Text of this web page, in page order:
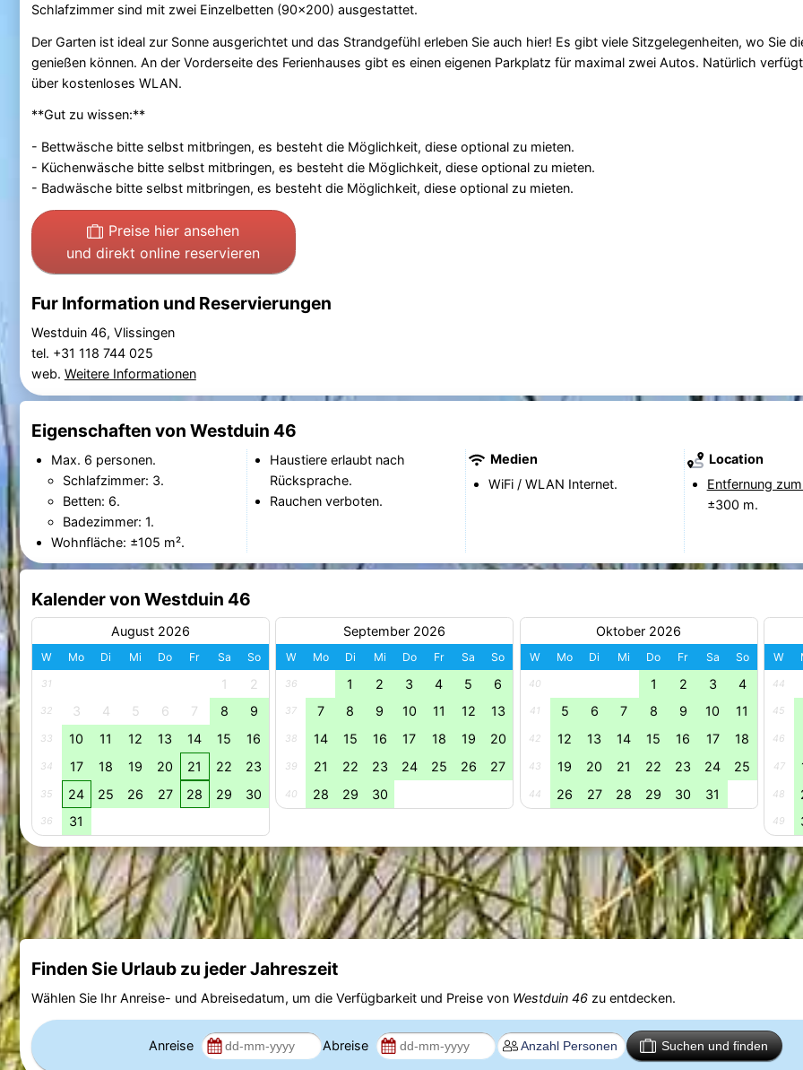
Schlafzimmer sind mit zwei Einzelbetten (90x200) ausgestattet.
Der Garten ist ideal zur Sonne ausgerichtet und das Strandgefühl erleben Sie auch hier! Es gibt viele Sitzgelegenheiten, wo Sie
genießen können. An der Vorderseite des Ferienhauses gibt es einen eigenen Parkplatz für maximal zwei Autos. Natürlich
über kostenloses WLAN.
**Gut zu wissen:**
- Bettwäsche bitte selbst mitbringen, es besteht die Möglichkeit, diese optional zu mieten.
- Küchenwäsche bitte selbst mitbringen, es besteht die Möglichkeit, diese optional zu mieten.
- Badwäsche bitte selbst mitbringen, es besteht die Möglichkeit, diese optional zu mieten.
Preise hier ansehen
und direkt online reservieren
Fur Information und Reservierungen
Westduin 46, Vlissingen
tel. +31 118 744 025
web. Weitere Informationen
Eigenschaften von Westduin 46
Max. 6 personen.
Schlafzimmer: 3.
Betten: 6.
Badezimmer: 1.
Wohnfläche: ±105 m².
Haustiere erlaubt nach
Rücksprache.
Rauchen verboten.
Medien
WiFi / WLAN Internet.
Location
Entfernung
±300 m.
Kalender von Westduin 46
August 2026
W Mo Di Mi Do Fr Sa So
31 1 2
32 3 4 5 6 7 8 9
33 10 11 12 13 14 15 16
34 17 18 19 20 21 22 23
35 24 25 26 27 28 29 30
36 31
September 2026
W Mo Di Mi Do Fr Sa So
36 1 2 3 4 5 6
37 7 8 9 10 11 12 13
38 14 15 16 17 18 19 20
39 21 22 23 24 25 26 27
40 28 29 30
Oktober 2026
W Mo Di Mi Do Fr Sa So
40 1 2 3 4
41 5 6 7 8 9 10 11
42 12 13 14 15 16 17 18
43 19 20 21 22 23 24 25
44 26 27 28 29 30 31
W
44
45
46
47
48
49
Finden Sie Urlaub zu jeder Jahreszeit
Wählen Sie Ihr Anreise- und Abreisedatum, um die Verfügbarkeit und Preise von Westduin 46zu entdecken.
Anreise Abreise Suchen und finden